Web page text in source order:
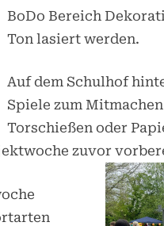
BoDo Bereich
Ton lasiert werden.
Auf dem Schulhof
Spiele zum
Torschießen oder
zuvor